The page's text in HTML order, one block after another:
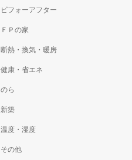
ビフォーアフター
ＦＰの家
断熱・換気・暖房
健康・省エネ
のら
新築
温度・湿度
その他